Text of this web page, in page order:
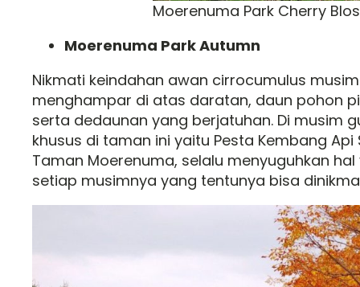
Moerenuma Park Cherry
Moerenuma Park Autumn
Nikmati keindahan awan cirrocumulus
menghampar di atas daratan, daun pohon
serta dedaunan yang berjatuhan. Di musim
khusus di taman ini yaitu Pesta Kembang Api
Taman Moerenuma, selalu menyuguhkan
setiap musimnya yang tentunya bisa